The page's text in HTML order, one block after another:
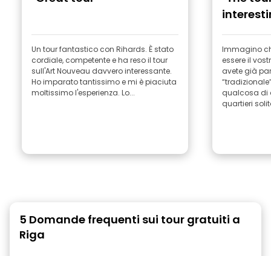
Un tour fantastico con Rihards. È stato
cordiale, competente e ha reso il tour
sull'Art Nouveau davvero interessante.
Ho imparato tantissimo e mi è piaciuta
moltissimo l'esperienza. Lo...
Immagino
essere il
avete già
qualcosa di
quartieri
5 Domande frequenti sui tour gratuiti a
Riga